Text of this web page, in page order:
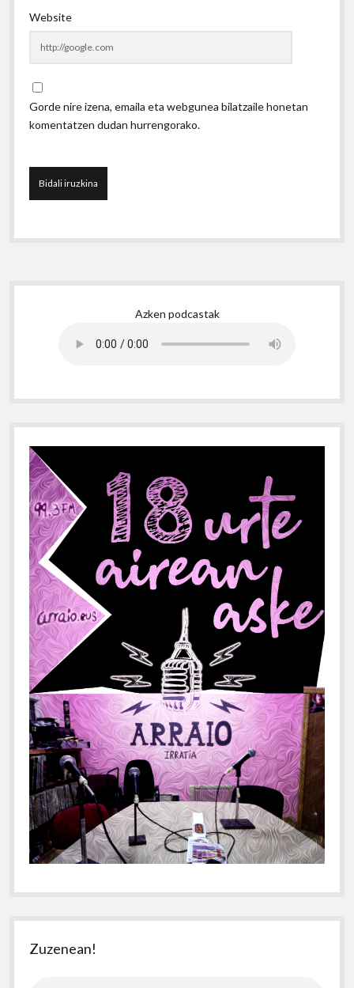
Website
Gorde nire izena, emaila eta webgunea bilatzaile honetan
komentatzen dudan hurrengorako.
Sidebar
Azken podcastak
Zuzenean!